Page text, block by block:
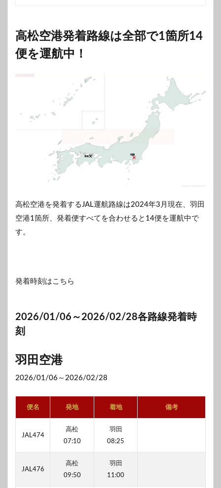
高松空港発着路線は全部で1箇所14
便を運航中！
高松空港を発着するJAL運航路線は2024年3月現在、羽田
空港1箇所、発着便すべてを合わせると14便を運航中で
す。
発着時刻はこちら
2026/01/06～2026/02/28各路線発着時
刻
羽田空港
2026/01/06～2026/02/28
便名 発地 着地 備考
JAL474
高松
07:10
羽田
08:25
JAL476
高松
09:50
羽田
11:00